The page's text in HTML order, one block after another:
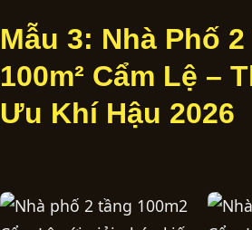
Mẫu 3: Nhà Phố
100m² Cẩm Lệ –
Ưu Khí Hậu 2026